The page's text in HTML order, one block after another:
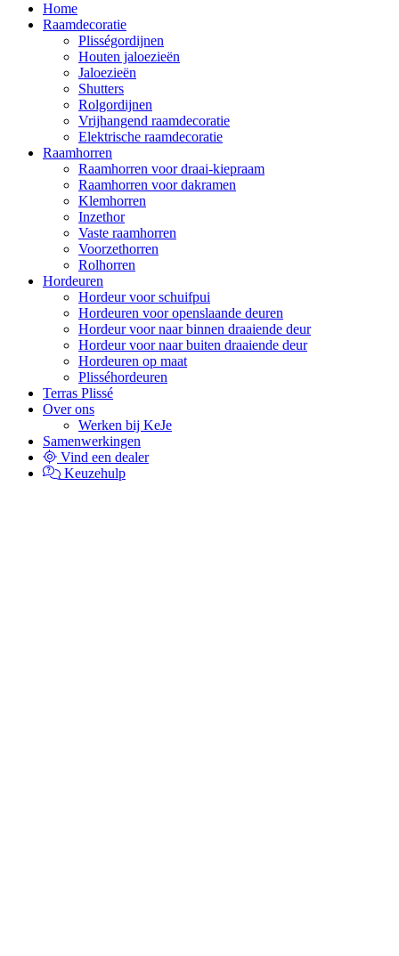
Home
Raamdecoratie
Plisségordijnen
Houten jaloezieën
Jaloezieën
Shutters
Rolgordijnen
Vrijhangend raamdecoratie
Elektrische raamdecoratie
Raamhorren
Raamhorren voor draai-kiepraam
Raamhorren voor dakramen
Klemhorren
Inzethor
Vaste raamhorren
Voorzethorren
Rolhorren
Hordeuren
Hordeur voor schuifpui
Hordeuren voor openslaande deuren
Hordeur voor naar binnen draaiende deur
Hordeur voor naar buiten draaiende deur
Hordeuren op maat
Plisséhordeuren
Terras Plissé
Over ons
Werken bij KeJe
Samenwerkingen
Vind een dealer
Keuzehulp